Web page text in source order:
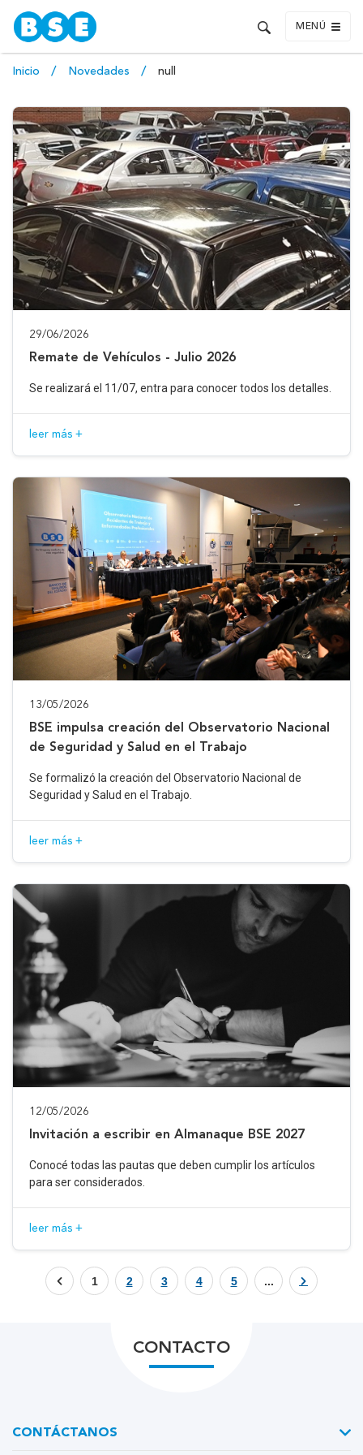
MENÚ
Inicio Novedades null
29/06/2026
Remate de Vehículos - Julio 2026
Se realizará el 11/07, entra para conocer todos los detalles.
leer más +
13/05/2026
BSE impulsa creación del Observatorio Nacional
de Seguridad y Salud en el Trabajo
Se formalizó la creación del Observatorio Nacional de
Seguridad y Salud en el Trabajo.
leer más +
12/05/2026
Invitación a escribir en Almanaque BSE 2027
Conocé todas las pautas que deben cumplir los artículos
para ser considerados.
leer más +
1 2 3 4 5 ...
CONTACTO
CONTÁCTANOS